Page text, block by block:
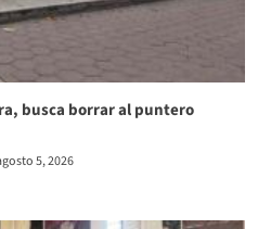
busca borrar al puntero
5, 2026